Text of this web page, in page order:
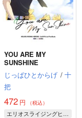
YOU ARE MY
SUNSHINE
じっぱひとからげ / 十
把
472 円 （税込）
エリオスライジングヒーローズ